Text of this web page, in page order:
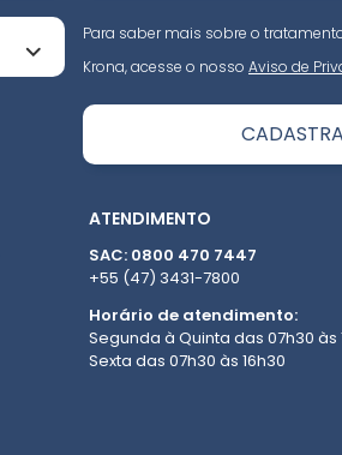
Para saber mais sobre o
Krona, acesse o nosso Aviso de
ATENDIMENTO
SAC: 0800 470 7447
+55 (47) 3431-7800
Horário de atendimento:
Segunda à Quinta das 07h30 às
Sexta das 07h30 às 16h30